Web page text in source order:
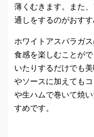
薄くむきます。また
通しをするのがおすす
ホワイトアスパラガ
食感を楽しむことが
いたりするだけでも
やソースに加えても
や生ハムで巻いて焼
すめです。